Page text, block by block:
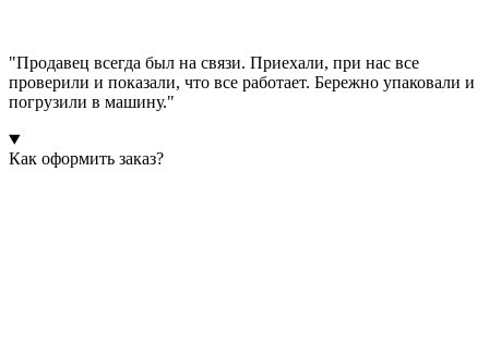
"Продавец всегда был на связи. Приехали, при нас все
проверили и показали, что все работает. Бережно упаковали и
погрузили в машину."
Как оформить заказ?